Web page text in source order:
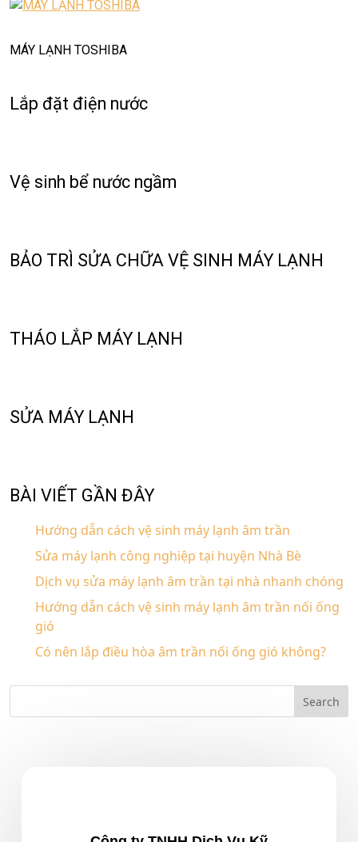
MÁY LẠNH TOSHIBA
Lắp đặt điện nước
Vệ sinh bể nước ngầm
BẢO TRÌ SỬA CHỮA VỆ SINH MÁY LẠNH
THÁO LẮP MÁY LẠNH
SỬA MÁY LẠNH
BÀI VIẾT GẦN ĐÂY
Hướng dẫn cách vệ sinh máy lạnh âm trần
Sửa máy lạnh công nghiệp tại huyện Nhà Bè
Dịch vụ sửa máy lạnh âm trần tại nhà nhanh chóng
Hướng dẫn cách vệ sinh máy lạnh âm trần nối ống
gió
Có nên lắp điều hòa âm trần nối ống gió không?